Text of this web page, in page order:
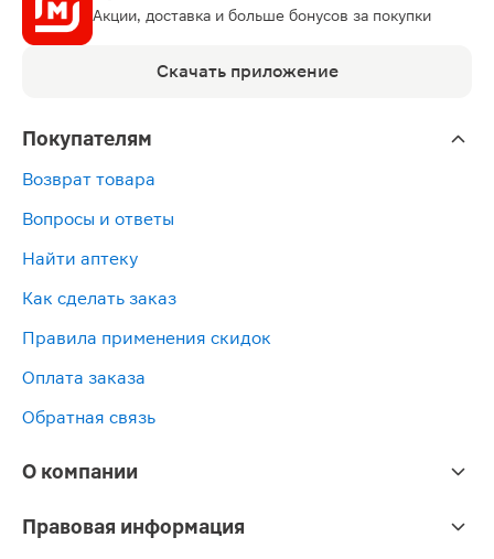
Акции, доставка и больше бонусов за покупки
Скачать приложение
Покупателям
Возврат товара
Вопросы и ответы
Найти аптеку
Как сделать заказ
Правила применения скидок
Оплата заказа
Обратная связь
О компании
Правовая информация